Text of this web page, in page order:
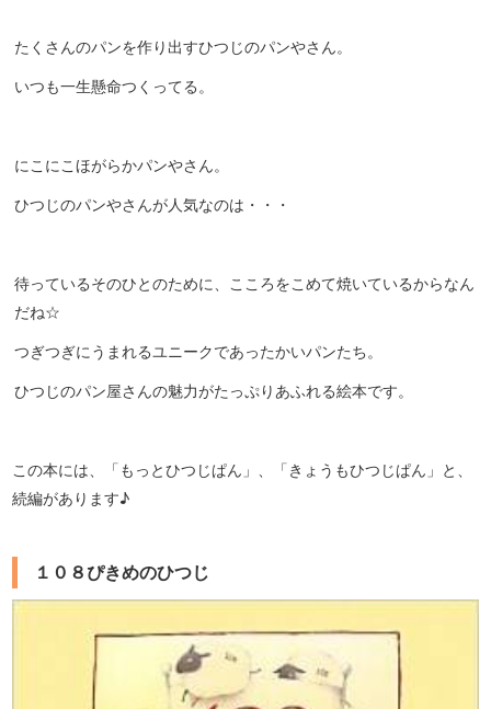
たくさんのパンを作り出すひつじのパンやさん。
いつも一生懸命つくってる。
にこにこほがらかパンやさん。
ひつじのパンやさんが人気なのは・・・
待っているそのひとのために、こころをこめて焼いているからなん
だね☆
つぎつぎにうまれるユニークであったかいパンたち。
ひつじのパン屋さんの魅力がたっぷりあふれる絵本です。
この本には、「もっとひつじぱん」、「きょうもひつじぱん」と、
続編があります♪
１０８ぴきめのひつじ